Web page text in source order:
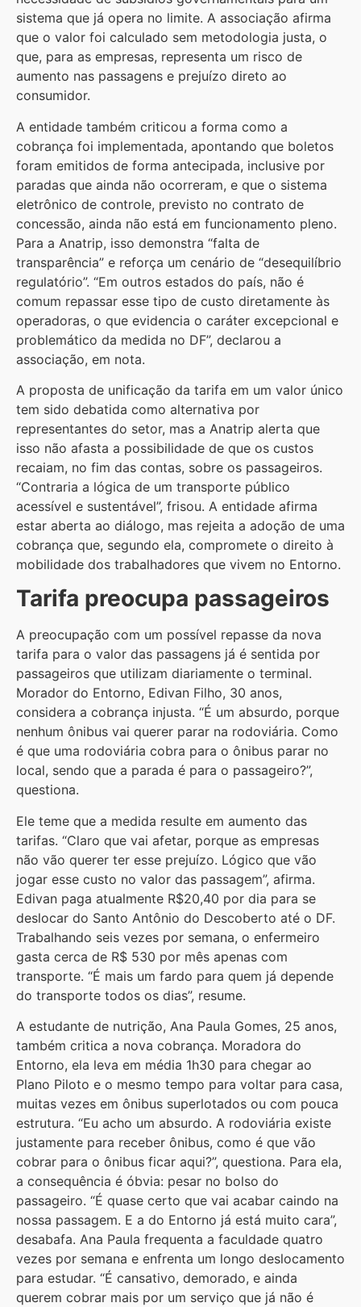
sistema que já opera no limite. A associação afirma
que o valor foi calculado sem metodologia justa, o
que, para as empresas, representa um risco de
aumento nas passagens e prejuízo direto ao
consumidor.
A entidade também criticou a forma como a
cobrança foi implementada, apontando que boletos
foram emitidos de forma antecipada, inclusive por
paradas que ainda não ocorreram, e que o sistema
eletrônico de controle, previsto no contrato de
concessão, ainda não está em funcionamento pleno.
Para a Anatrip, isso demonstra “falta de
transparência” e reforça um cenário de “desequilíbrio
regulatório”. “Em outros estados do país, não é
comum repassar esse tipo de custo diretamente às
operadoras, o que evidencia o caráter excepcional e
problemático da medida no DF”, declarou a
associação, em nota.
A proposta de unificação da tarifa em um valor único
tem sido debatida como alternativa por
representantes do setor, mas a Anatrip alerta que
isso não afasta a possibilidade de que os custos
recaiam, no fim das contas, sobre os passageiros.
“Contraria a lógica de um transporte público
acessível e sustentável”, frisou. A entidade afirma
estar aberta ao diálogo, mas rejeita a adoção de uma
cobrança que, segundo ela, compromete o direito à
mobilidade dos trabalhadores que vivem no Entorno.
Tarifa preocupa passageiros
A preocupação com um possível repasse da nova
tarifa para o valor das passagens já é sentida por
passageiros que utilizam diariamente o terminal.
Morador do Entorno, Edivan Filho, 30 anos,
considera a cobrança injusta. “É um absurdo, porque
nenhum ônibus vai querer parar na rodoviária. Como
é que uma rodoviária cobra para o ônibus parar no
local, sendo que a parada é para o passageiro?”,
questiona.
Ele teme que a medida resulte em aumento das
tarifas. “Claro que vai afetar, porque as empresas
não vão querer ter esse prejuízo. Lógico que vão
jogar esse custo no valor das passagem”, afirma.
Edivan paga atualmente R$20,40 por dia para se
deslocar do Santo Antônio do Descoberto até o DF.
Trabalhando seis vezes por semana, o enfermeiro
gasta cerca de R$ 530 por mês apenas com
transporte. “É mais um fardo para quem já depende
do transporte todos os dias”, resume.
A estudante de nutrição, Ana Paula Gomes, 25 anos,
também critica a nova cobrança. Moradora do
Entorno, ela leva em média 1h30 para chegar ao
Plano Piloto e o mesmo tempo para voltar para casa,
muitas vezes em ônibus superlotados ou com pouca
estrutura. “Eu acho um absurdo. A rodoviária existe
justamente para receber ônibus, como é que vão
cobrar para o ônibus ficar aqui?”, questiona. Para ela,
a consequência é óbvia: pesar no bolso do
passageiro. “É quase certo que vai acabar caindo na
nossa passagem. E a do Entorno já está muito cara”,
desabafa. Ana Paula frequenta a faculdade quatro
vezes por semana e enfrenta um longo deslocamento
para estudar. “É cansativo, demorado, e ainda
querem cobrar mais por um serviço que já não é